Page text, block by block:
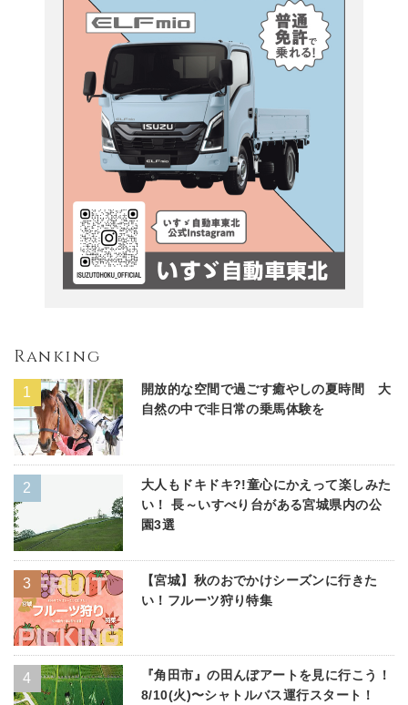
Ranking
開放的な空間で過ごす癒やしの夏時間 大
自然の中で非日常の乗馬体験を
大人もドキドキ?!童心にかえって楽しみた
い！ 長～いすべり台がある宮城県内の公
園3選
【宮城】秋のおでかけシーズンに行きた
い！フルーツ狩り特集
『角田市』の田んぼアートを見に行こう！
8/10(火)〜シャトルバス運行スタート！